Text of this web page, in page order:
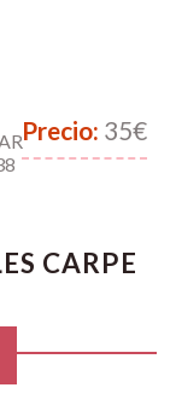
Precio: 35€
CARPE